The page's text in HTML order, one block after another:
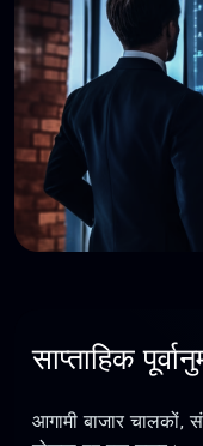
साप्ताहिक
आगामी बाजार चालकों,